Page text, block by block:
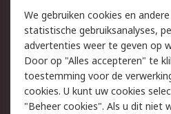
Track & Trace
Wettelijk
Cookiebeleid
Privacybeleid -
Bijgewerkt
We gebruiken cookies en
statistische gebruiksanalyses,
advertenties weer te geven op
Door op "Alles accepteren" te
toestemming voor de
cookies. U kunt uw cookies
"Beheer cookies". Als u dit niet